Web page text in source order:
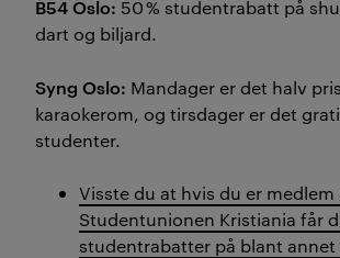
B54 Oslo: 50 % studentrabatt på
dart og biljard.
Syng Oslo: Mandager er det halv
karaokerom, og tirsdager er det
studenter.
Visste du at hvis du er medlem
Studentunionen Kristiania får
studentrabatter på blant annet